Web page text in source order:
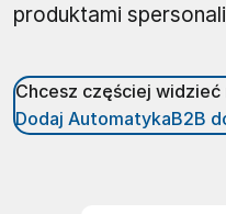
produktami
Chcesz częściej widzieć
Dodaj AutomatykaB2B